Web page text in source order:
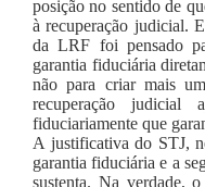
posição no sentido de
à recuperação judicial.
da LRF foi pensado
garantia fiduciária
não para criar mais
recuperação judicial
fiduciariamente que
A justificativa do STJ,
garantia fiduciária e a
sustenta. Na verdade,